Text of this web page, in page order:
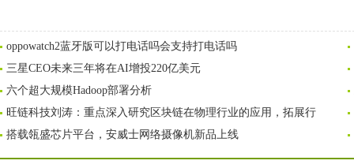
oppowatch2蓝牙版可以打电话吗会支持打电话吗
三星CEO未来三年将在AI增投220亿美元
六个超大规模Hadoop部署分析
旺链科技刘涛：重点深入研究区块链在物理行业的应用，拓展行
搭载瓴盛芯片平台，安威士网络摄像机新品上线